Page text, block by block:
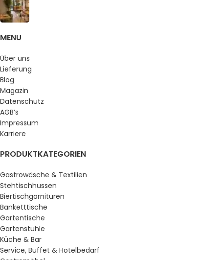
MENU
Über uns
Lieferung
Blog
Magazin
Datenschutz
AGB’s
Impressum
Karriere
PRODUKTKATEGORIEN
Gastrowäsche & Textilien
Stehtischhussen
Biertischgarnituren
Banketttische
Gartentische
Gartenstühle
Küche & Bar
Service, Buffet & Hotelbedarf